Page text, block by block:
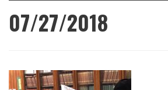
07/27/2018